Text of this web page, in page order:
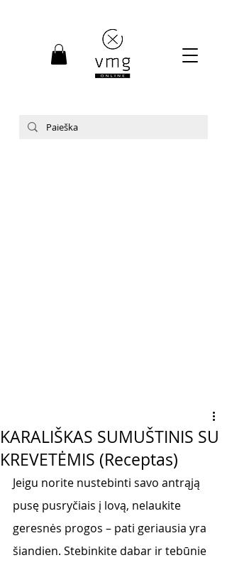
KARALIŠKAS SUMUŠTINIS SU
KREVETĖMIS (Receptas)
Jeigu norite nustebinti savo antrąją
pusę pusryčiais į lovą, nelaukite
geresnės progos – pati geriausia yra
šiandien. Stebinkite dabar ir tebūnie